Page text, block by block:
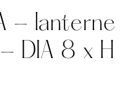
-
DIA 8 x